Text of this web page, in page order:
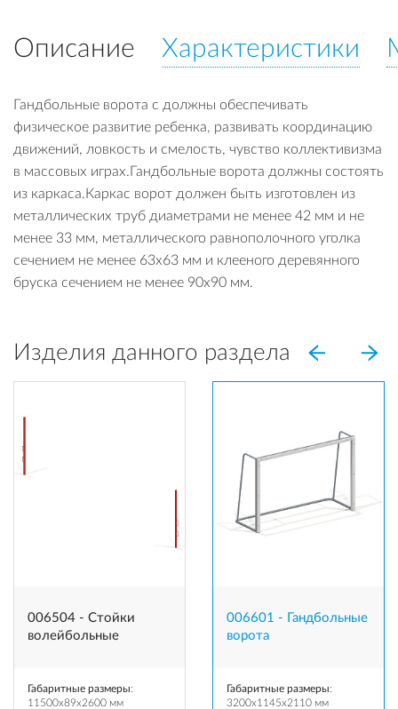
Описание Характеристики
Гандбольные ворота с должны обеспечивать
физическое развитие ребенка, развивать координацию
движений, ловкость и смелость, чувство коллективизма
в массовых играх.Гандбольные ворота должны состоять
из каркаса.Каркас ворот должен быть изготовлен из
металлических труб диаметрами не менее 42 мм и не
менее 33 мм, металлического равнополочного уголка
сечением не менее 63х63 мм и клееного деревянного
бруска сечением не менее 90х90 мм.
Изделия данного раздела
006504 - Стойки
волейбольные
Габаритные размеры:
11500x89x2600 мм
006601 - Гандбольные
ворота
Габаритные размеры:
3200x1145x2110 мм